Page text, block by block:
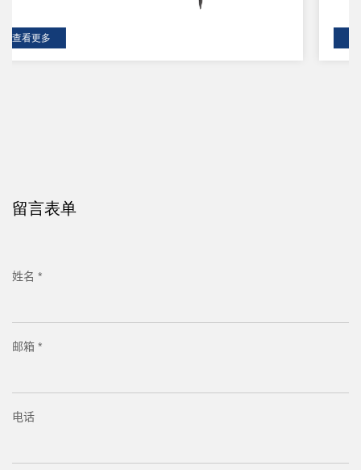
留言表单
姓名 *
邮箱 *
电话